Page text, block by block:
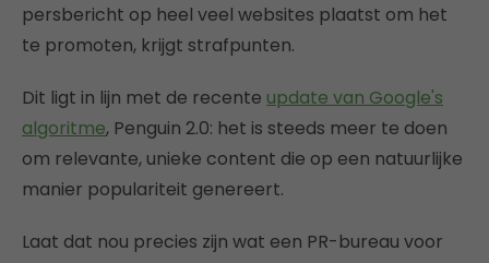
persbericht op heel veel websites plaatst om het
te promoten, krijgt strafpunten.
Dit ligt in lijn met de recente update van Google's
algoritme, Penguin 2.0: het is steeds meer te doen
om relevante, unieke content die op een natuurlijke
manier populariteit genereert.
Laat dat nou precies zijn wat een PR-bureau voor